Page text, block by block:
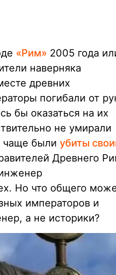
«Рим» 2005 года
наверняка
древних
погибали от
бы оказаться на их
не умирали
чаще были убиты
Древнего
Но что общего
императоров и
а не историки?